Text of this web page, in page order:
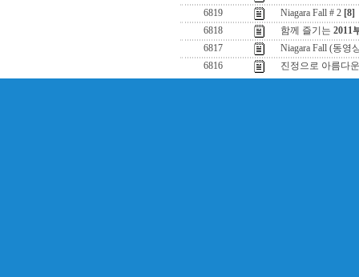
6819
Niagara Fall # 2 [8]
6818
함께 즐기는 2011
6817
Niagara Fall (동영
6816
진정으로 아름다